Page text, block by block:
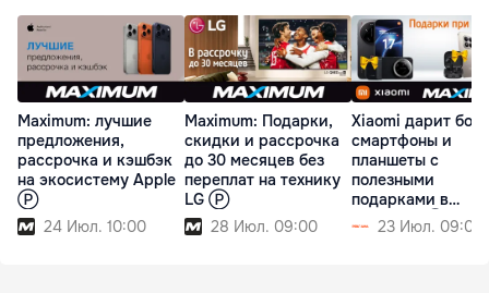
Maximum: лучшие
предложения,
рассрочка и кэшбэк
на экосистему Apple
Ⓟ
24 Июл. 10:00
Maximum: Подарки,
скидки и рассрочка
до 30 месяцев без
переплат на технику
LG Ⓟ
28 Июл. 09:00
Xiaomi дарит
смартфоны и
планшеты с
полезными
подарками в
Maximum Ⓟ
23 Июл. 09:00